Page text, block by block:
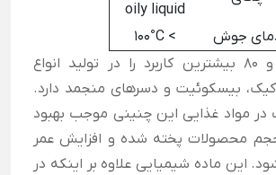
oily liquid
جوش
> 100°C
پلی‌سوربات 60 و 80 بیشترین کاربرد را در تولید انواع
بیسکوئیت و دسرهای منجمد دارد.
در مواد غذایی این چنینی موجب بهبود
محصولات پخته شده و افزایش عمر
این ماده شیمیایی علاوه بر اینکه در